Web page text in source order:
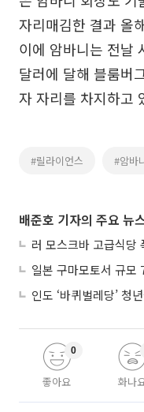
자리매김한 결과 올
이에 암바니는 전날
달러에 달해 블룸버
자 자리를 차지하고
#릴라이언스 #암바
배준호 기자의 주요 뉴
일본 구마모토서 규
좋아요
0
화나